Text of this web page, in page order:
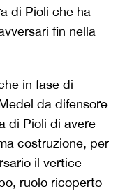
di Pioli che ha
fin nella
in fase di
da difensore
di Pioli di avere
costruzione, per
il vertice
ruolo ricoperto